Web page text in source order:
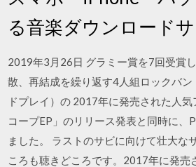
る音楽ダウンロードサ
2019年3月26日 グラミー賞を7回受賞
散、再結成を繰り返す4人組ロックバ
ドプレイ）の 2017年に発売された人
コープEP」のリリース発表と同時に、
ました。 ラストのサビに向けて壮大な
ころも聴きどころです。2017年に発売